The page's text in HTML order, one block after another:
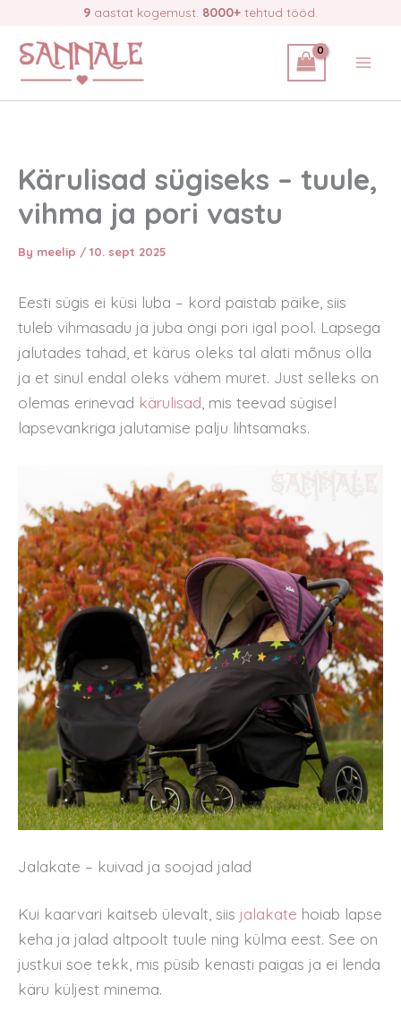
content
9 aastat kogemust. 8000+ tehtud tööd.
Kärulisad sügiseks – tuule,
vihma ja pori vastu
By meelip / 10. sept 2025
Eesti sügis ei küsi luba – kord paistab päike, siis
tuleb vihmasadu ja juba ongi pori igal pool. Lapsega
jalutades tahad, et kärus oleks tal alati mõnus olla
ja et sinul endal oleks vähem muret. Just selleks on
olemas erinevad kärulisad , mis teevad sügisel
lapsevankriga jalutamise palju lihtsamaks.
Jalakate – kuivad ja soojad jalad
Kui kaarvari kaitseb ülevalt, siis jalakate hoiab lapse
keha ja jalad altpoolt tuule ning külma eest. See on
justkui soe tekk, mis püsib kenasti paigas ja ei lenda
käru küljest minema.